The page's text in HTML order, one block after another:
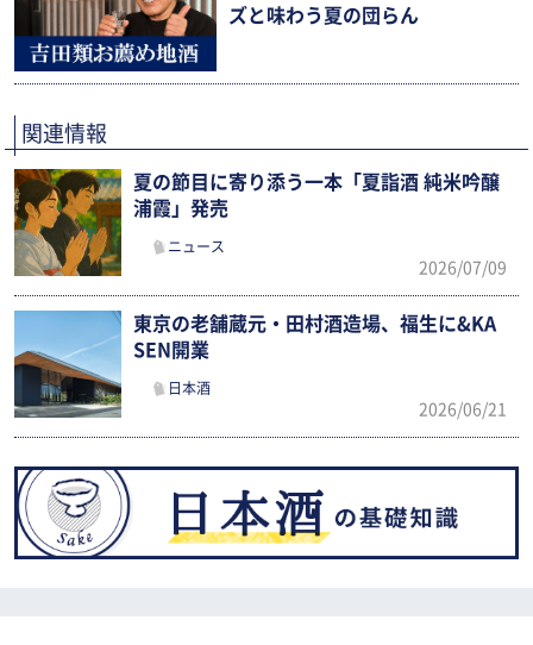
ズと味わう夏の団らん
関連情報
夏の節目に寄り添う一本「夏詣酒 純米吟醸
浦霞」発売
ニュース
2026/07/09
東京の老舗蔵元・田村酒造場、福生に&KA
SEN開業
日本酒
2026/06/21